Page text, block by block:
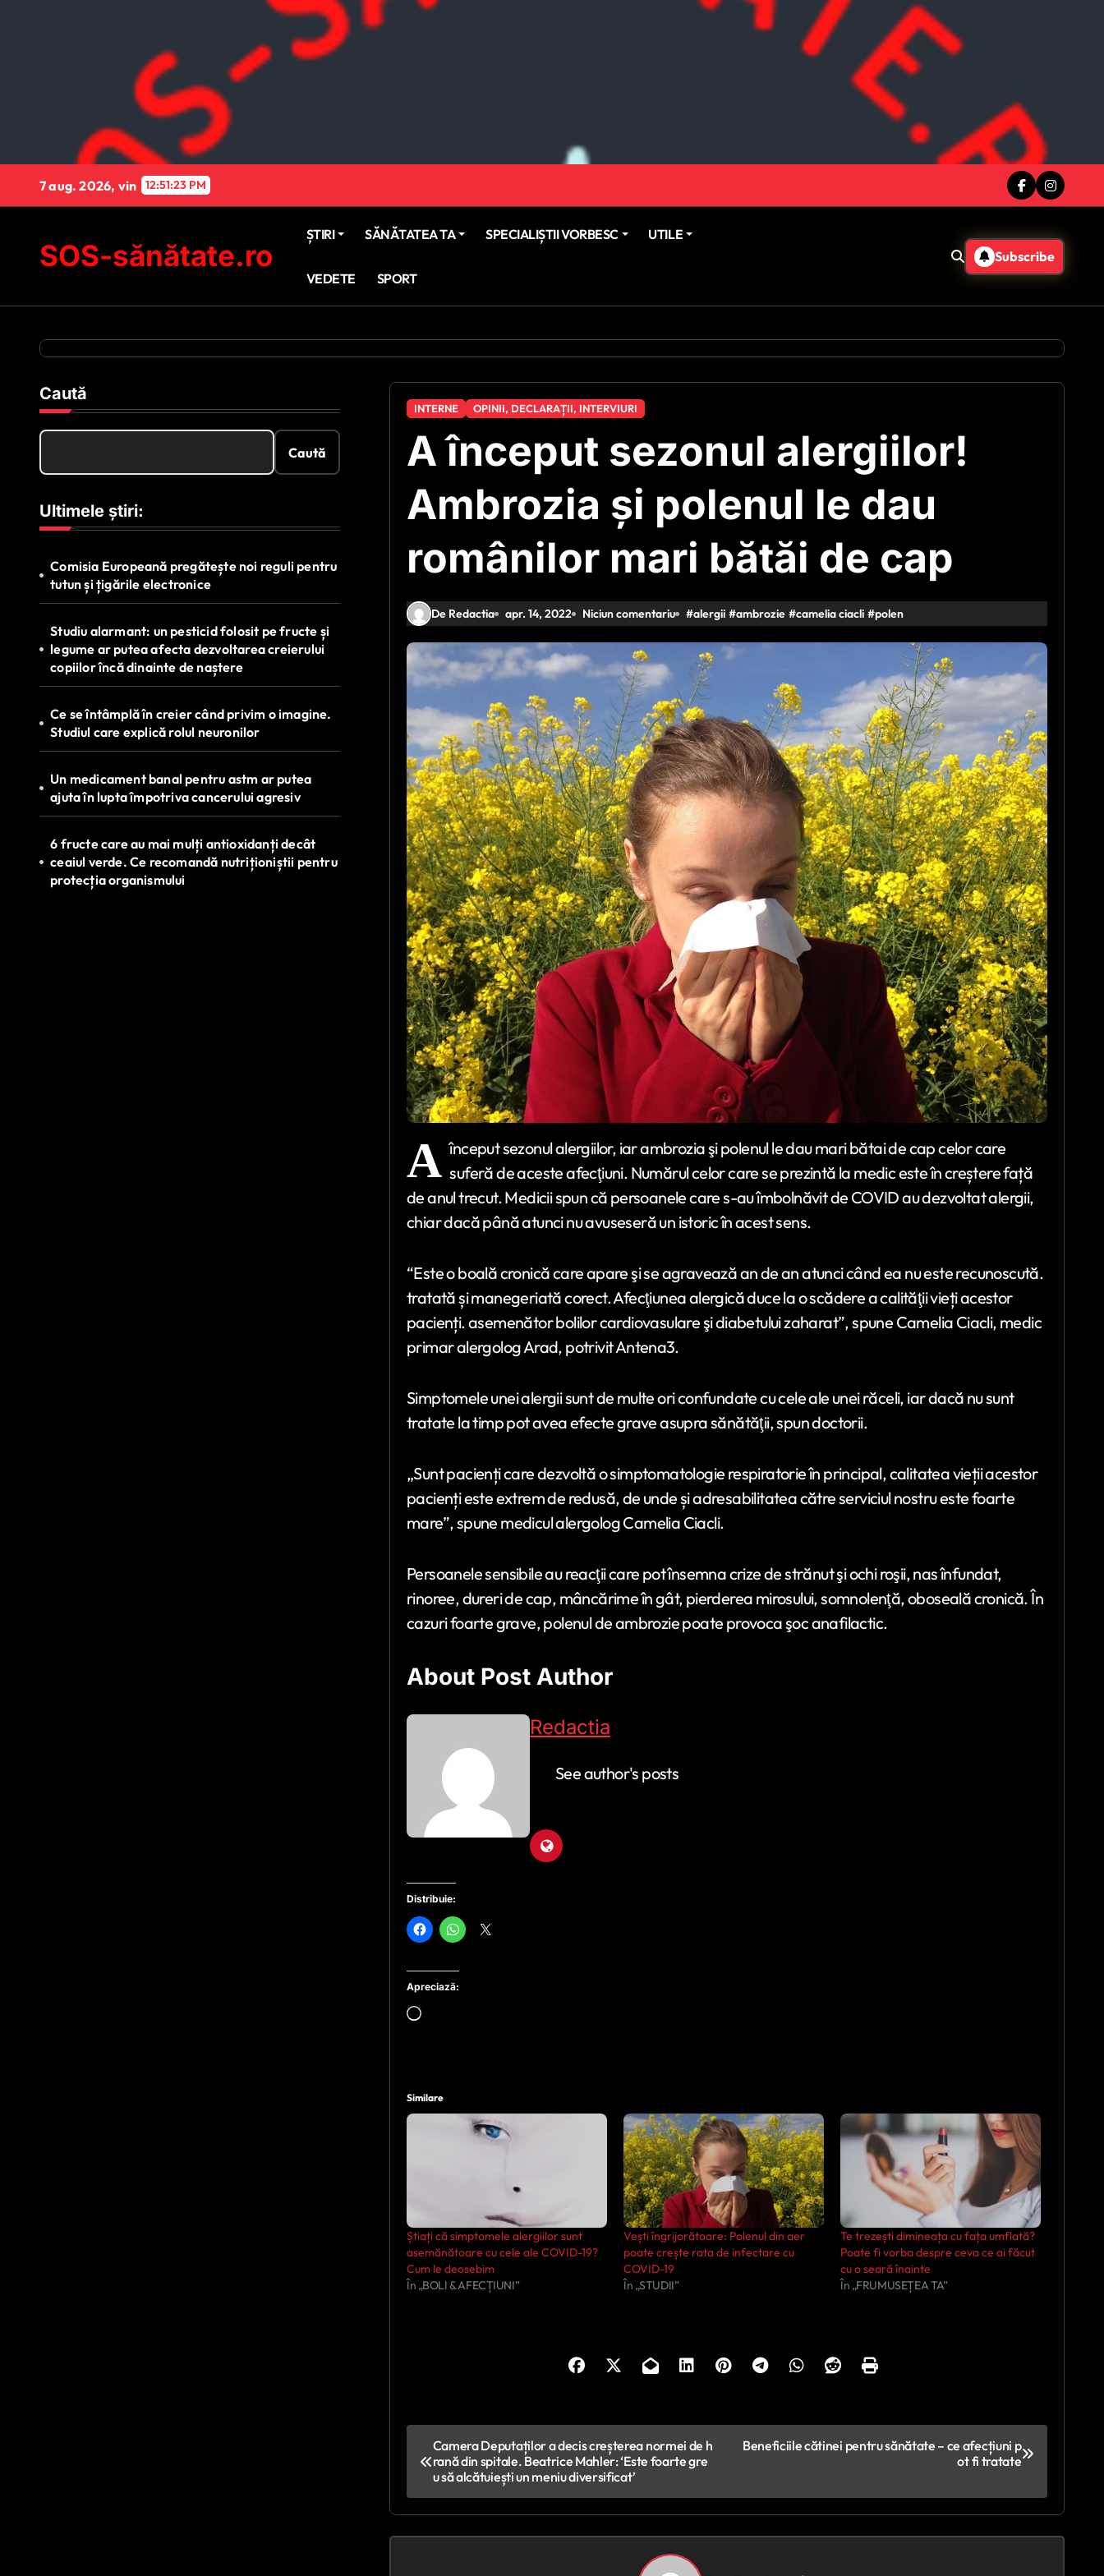
7 aug. 2026, vin 12:51:25 PM
SOS-sănătate.ro
ȘTIRI SĂNĂTATEA TA SPECIALIȘTII VORBESC UTILE
VEDETE SPORT
Subscribe
Caută
Caută
Ultimele știri:
Comisia Europeană pregătește noi reguli pentru
tutun și țigările electronice
Studiu alarmant: un pesticid folosit pe fructe și
legume ar putea afecta dezvoltarea creierului
copiilor încă dinainte de naștere
Ce se întâmplă în creier când privim o imagine.
Studiul care explică rolul neuronilor
Un medicament banal pentru astm ar putea
ajuta în lupta împotriva cancerului agresiv
6 fructe care au mai mulți antioxidanți decât
ceaiul verde. Ce recomandă nutriționiștii pentru
protecția organismului
INTERNE OPINII, DECLARAȚII, INTERVIURI
A început sezonul alergiilor!
Ambrozia şi polenul le dau
românilor mari bătăi de cap
De Redactia apr. 14, 2022 Niciun comentariu #alergii #ambrozie #camelia ciacli #polen
A început sezonul alergiilor, iar ambrozia şi polenul le dau mari bătai de cap celor care
suferă de aceste afecţiuni. Numărul celor care se prezintă la medic este în creștere față
de anul trecut. Medicii spun că persoanele care s-au îmbolnăvit de COVID au dezvoltat alergii,
chiar dacă până atunci nu avuseseră un istoric în acest sens.
“Este o boală cronică care apare şi se agravează an de an atunci când ea nu este recunoscută.
tratată și manegeriată corect. Afecţiunea alergică duce la o scădere a calităţii vieți acestor
pacienți. asemenător bolilor cardiovasulare şi diabetului zaharat”, spune Camelia Ciacli, medic
primar alergolog Arad, potrivit Antena3.
Simptomele unei alergii sunt de multe ori confundate cu cele ale unei răceli, iar dacă nu sunt
tratate la timp pot avea efecte grave asupra sănătăţii, spun doctorii.
„Sunt pacienți care dezvoltă o simptomatologie respiratorie în principal, calitatea vieții acestor
pacienți este extrem de redusă, de unde și adresabilitatea către serviciul nostru este foarte
mare”, spune medicul alergolog Camelia Ciacli.
Persoanele sensibile au reacţii care pot însemna crize de strănut şi ochi roşii, nas înfundat,
rinoree, dureri de cap, mâncărime în gât, pierderea mirosului, somnolenţă, oboseală cronică. În
cazuri foarte grave, polenul de ambrozie poate provoca şoc anafilactic.
About Post Author
Redactia
See author's posts
Distribuie:
Apreciază:
Încarc...
Similare
Știați că simptomele alergiilor sunt
asemănătoare cu cele ale COVID-19?
Cum le deosebim
În „BOLI & AFECȚIUNI”
Vești îngrijorătoare: Polenul din aer
poate crește rata de infectare cu
COVID-19
În „STUDII”
Te trezești dimineața cu fața umflată?
Poate fi vorba despre ceva ce ai făcut
cu o seară înainte
În „FRUMUSEȚEA TA”
v
i
Camera Deputaților a decis creșterea normei de h
rană din spitale. Beatrice Mahler: ‘Este foarte gre
u să alcătuiești un meniu diversificat’
Beneficiile cătinei pentru sănătate – ce afecțiuni p
ot fi tratate